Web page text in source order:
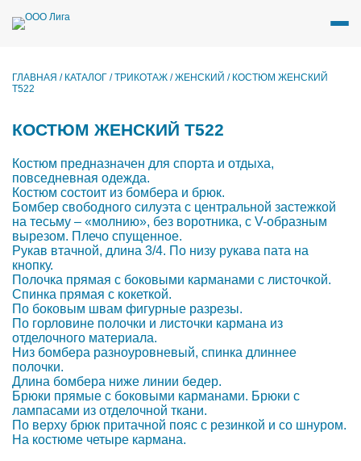
содержимому
ГЛАВНАЯ / КАТАЛОГ /ТРИКОТАЖ /ЖЕНСКИЙ / КОСТЮМ ЖЕНСКИЙ
Т522
КОСТЮМ ЖЕНСКИЙ Т522
Костюм предназначен для спорта и отдыха,
повседневная одежда.
Костюм состоит из бомбера и брюк.
Бомбер свободного силуэта с центральной застежкой
на тесьму – «молнию», без воротника, с V-образным
вырезом. Плечо спущенное.
Рукав втачной, длина 3/4. По низу рукава пата на
кнопку.
Полочка прямая с боковыми карманами с листочкой.
Спинка прямая с кокеткой.
По боковым швам фигурные разрезы.
По горловине полочки и листочки кармана из
отделочного материала.
Низ бомбера разноуровневый, спинка длиннее
полочки.
Длина бомбера ниже линии бедер.
Брюки прямые с боковыми карманами. Брюки с
лампасами из отделочной ткани.
По верху брюк притачной пояс с резинкой и со шнуром.
На костюме четыре кармана.